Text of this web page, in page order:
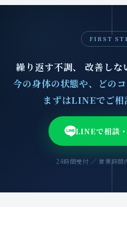
FIRST
繰り返す不調、 改善しな
今の身体の状態や、どのコ
まずはLINEでご相
LINEで相談
24時間受付 ／ 営業時間